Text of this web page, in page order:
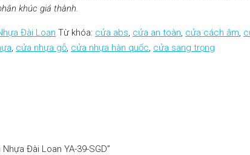
khúc giá thành.
Đài Loan Từ khóa: cửa abs, cửa an toàn, cửa cách âm,
, cửa nhựa gỗ, cửa nhựa hàn quốc, cửa sang trọng
Đài Loan YA-39-SGD”